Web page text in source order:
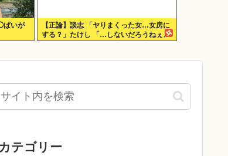
ぱいが
【正論】談志 「ヤりまくった女…女房に
する？」たけし 「…しないだろうねぇ、
やっぱ」
カテゴリー